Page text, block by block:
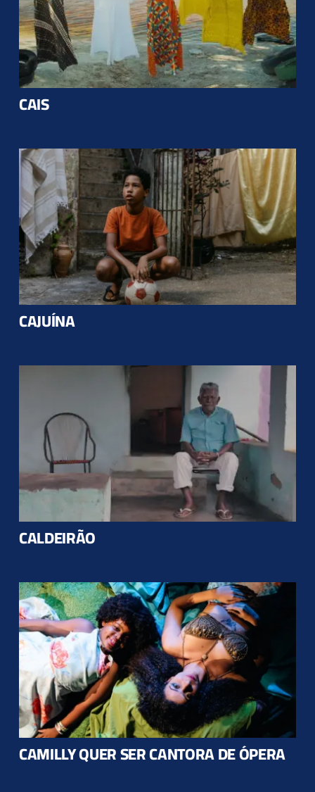
CAIS
CAJUÍNA
CALDEIRÃO
CAMILLY QUER SER CANTORA DE ÓPERA